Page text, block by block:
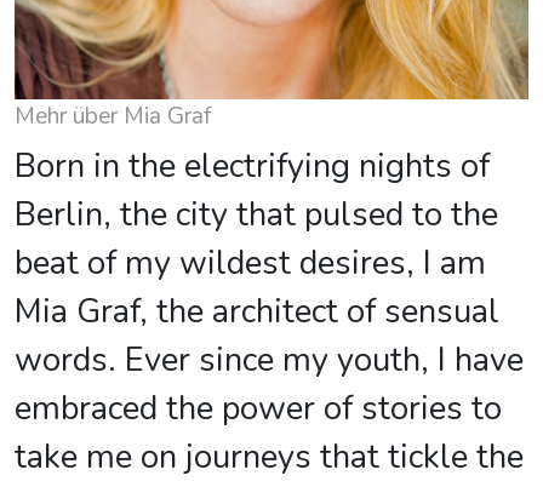
Mehr über Mia Graf
Born in the electrifying nights of
Berlin, the city that pulsed to the
beat of my wildest desires, I am
Mia Graf, the architect of sensual
words. Ever since my youth, I have
embraced the power of stories to
take me on journeys that tickle the